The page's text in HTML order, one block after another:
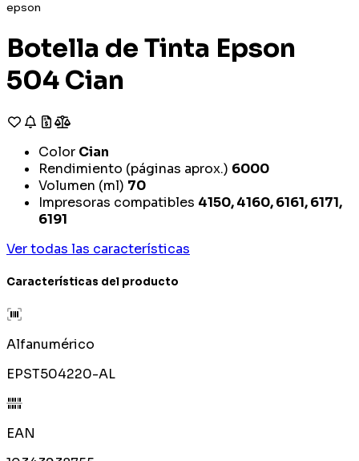
epson
Botella de Tinta Epson
504 Cian
Color Cian
Rendimiento (páginas aprox.) 6000
Volumen (ml) 70
Impresoras compatibles 4150, 4160, 6161, 6171,
6191
Ver todas las características
Características del producto
Alfanumérico
EPST504220-AL
EAN